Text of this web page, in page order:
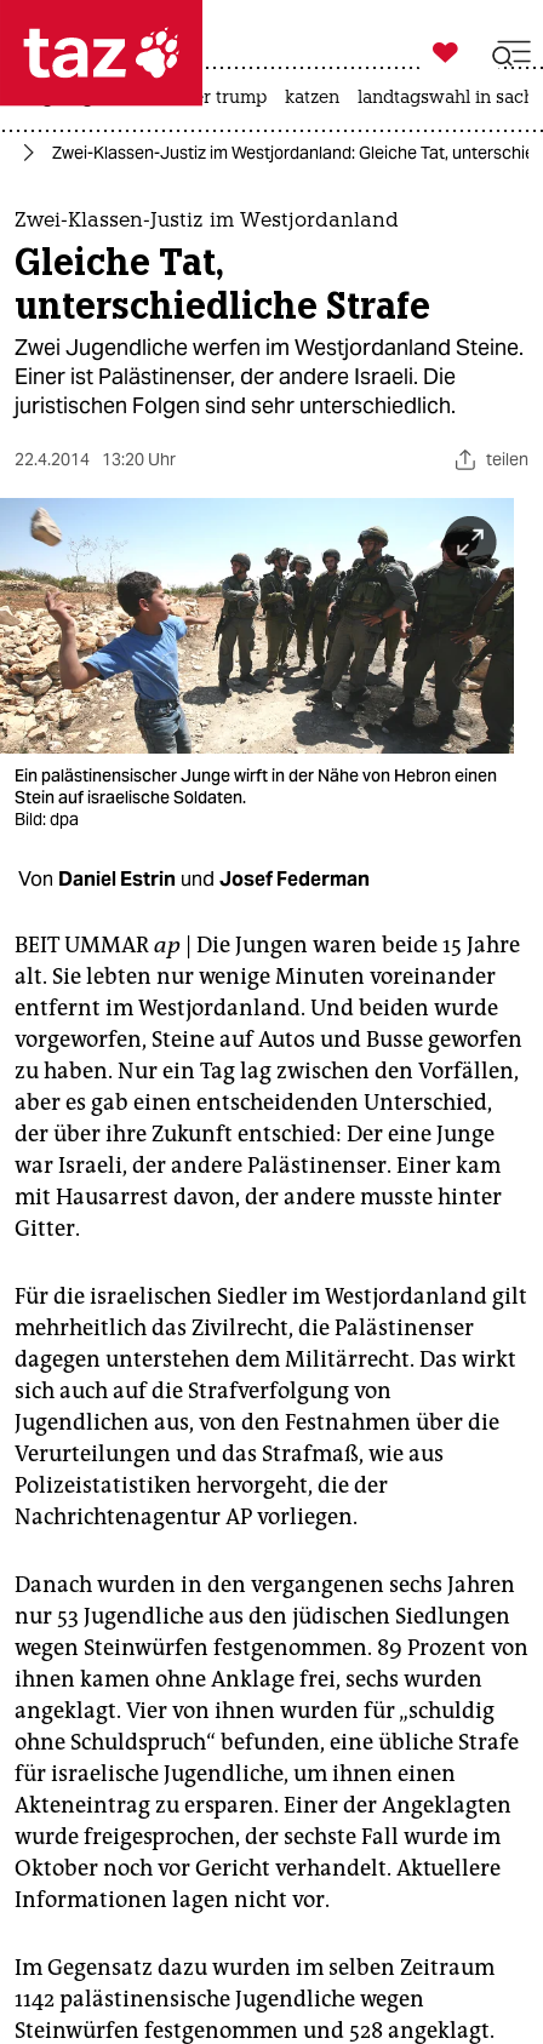
 taz zahl ich
taz zahl ich
themen
politik
öko
gesellschaft
sport
berlin
nord
wahrheit
verlag
verlag
veranstaltungen
unterstützen
abo
genossenschaft
epaper login

taz zahl ich
usa unter trump katzen landtagswahl in
Zwei-Klassen-Justiz im Westjordanland: Gleiche Tat,
Zwei-Klassen-Justiz im Westjordanland
Gleiche Tat,
unterschiedliche Strafe
Zwei Jugendliche werfen im Westjordanland Steine.
Einer ist Palästinenser, der andere Israeli. Die
juristischen Folgen sind sehr unterschiedlich.
22.4.2014 13:20 Uhr teilen
Ein palästinensischer Junge wirft in der Nähe von Hebron einen
Stein auf israelische Soldaten.
Bild: dpa
Von Daniel Estrin und Josef Federman
BEIT UMMARap | Die Jungen waren beide 15 Jahre
alt. Sie lebten nur wenige Minuten voreinander
entfernt im Westjordanland. Und beiden wurde
vorgeworfen, Steine auf Autos und Busse geworfen
zu haben. Nur ein Tag lag zwischen den Vorfällen,
aber es gab einen entscheidenden Unterschied,
der über ihre Zukunft entschied: Der eine Junge
war Israeli, der andere Palästinenser. Einer kam
mit Hausarrest davon, der andere musste hinter
Gitter.
Für die israelischen Siedler im Westjordanland gilt
mehrheitlich das Zivilrecht, die Palästinenser
dagegen unterstehen dem Militärrecht. Das wirkt
sich auch auf die Strafverfolgung von
Jugendlichen aus, von den Festnahmen über die
Verurteilungen und das Strafmaß, wie aus
Polizeistatistiken hervorgeht, die der
Nachrichtenagentur AP vorliegen.
Danach wurden in den vergangenen sechs Jahren
nur 53 Jugendliche aus den jüdischen Siedlungen
wegen Steinwürfen festgenommen. 89 Prozent von
ihnen kamen ohne Anklage frei, sechs wurden
angeklagt. Vier von ihnen wurden für „schuldig
ohne Schuldspruch“ befunden, eine übliche Strafe
für israelische Jugendliche, um ihnen einen
Akteneintrag zu ersparen. Einer der Angeklagten
wurde freigesprochen, der sechste Fall wurde im
Oktober noch vor Gericht verhandelt. Aktuellere
Informationen lagen nicht vor.
Im Gegensatz dazu wurden im selben Zeitraum
1142 palästinensische Jugendliche wegen
Steinwürfen festgenommen und 528 angeklagt.